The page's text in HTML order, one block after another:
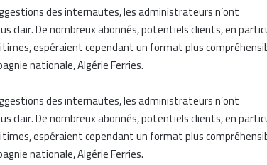
des internautes, les administrateurs n’ont
clair. De nombreux abonnés, potentiels clients, en
espéraient cependant un format plus
nationale, Algérie Ferries.
des internautes, les administrateurs n’ont
clair. De nombreux abonnés, potentiels clients, en
espéraient cependant un format plus
nationale, Algérie Ferries.